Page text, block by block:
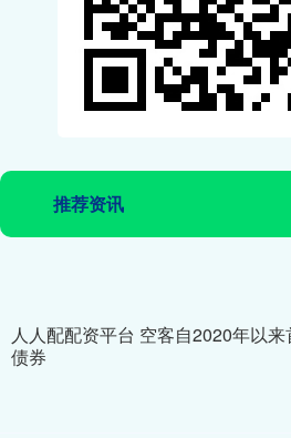
推荐资讯
人人配配资平台 空客自2020年以
债券